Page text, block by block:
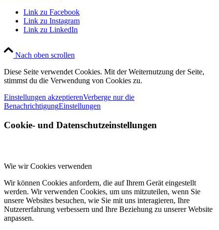
Link zu Facebook
Link zu Instagram
Link zu LinkedIn
Nach oben scrollen
Diese Seite verwendet Cookies. Mit der Weiternutzung der Seite,
stimmst du die Verwendung von Cookies zu.
Einstellungen akzeptierenVerberge nur die
BenachrichtigungEinstellungen
Cookie- und Datenschutzeinstellungen
Wie wir Cookies verwenden
Wir können Cookies anfordern, die auf Ihrem Gerät eingestellt
werden. Wir verwenden Cookies, um uns mitzuteilen, wenn Sie
unsere Websites besuchen, wie Sie mit uns interagieren, Ihre
Nutzererfahrung verbessern und Ihre Beziehung zu unserer Website
anpassen.